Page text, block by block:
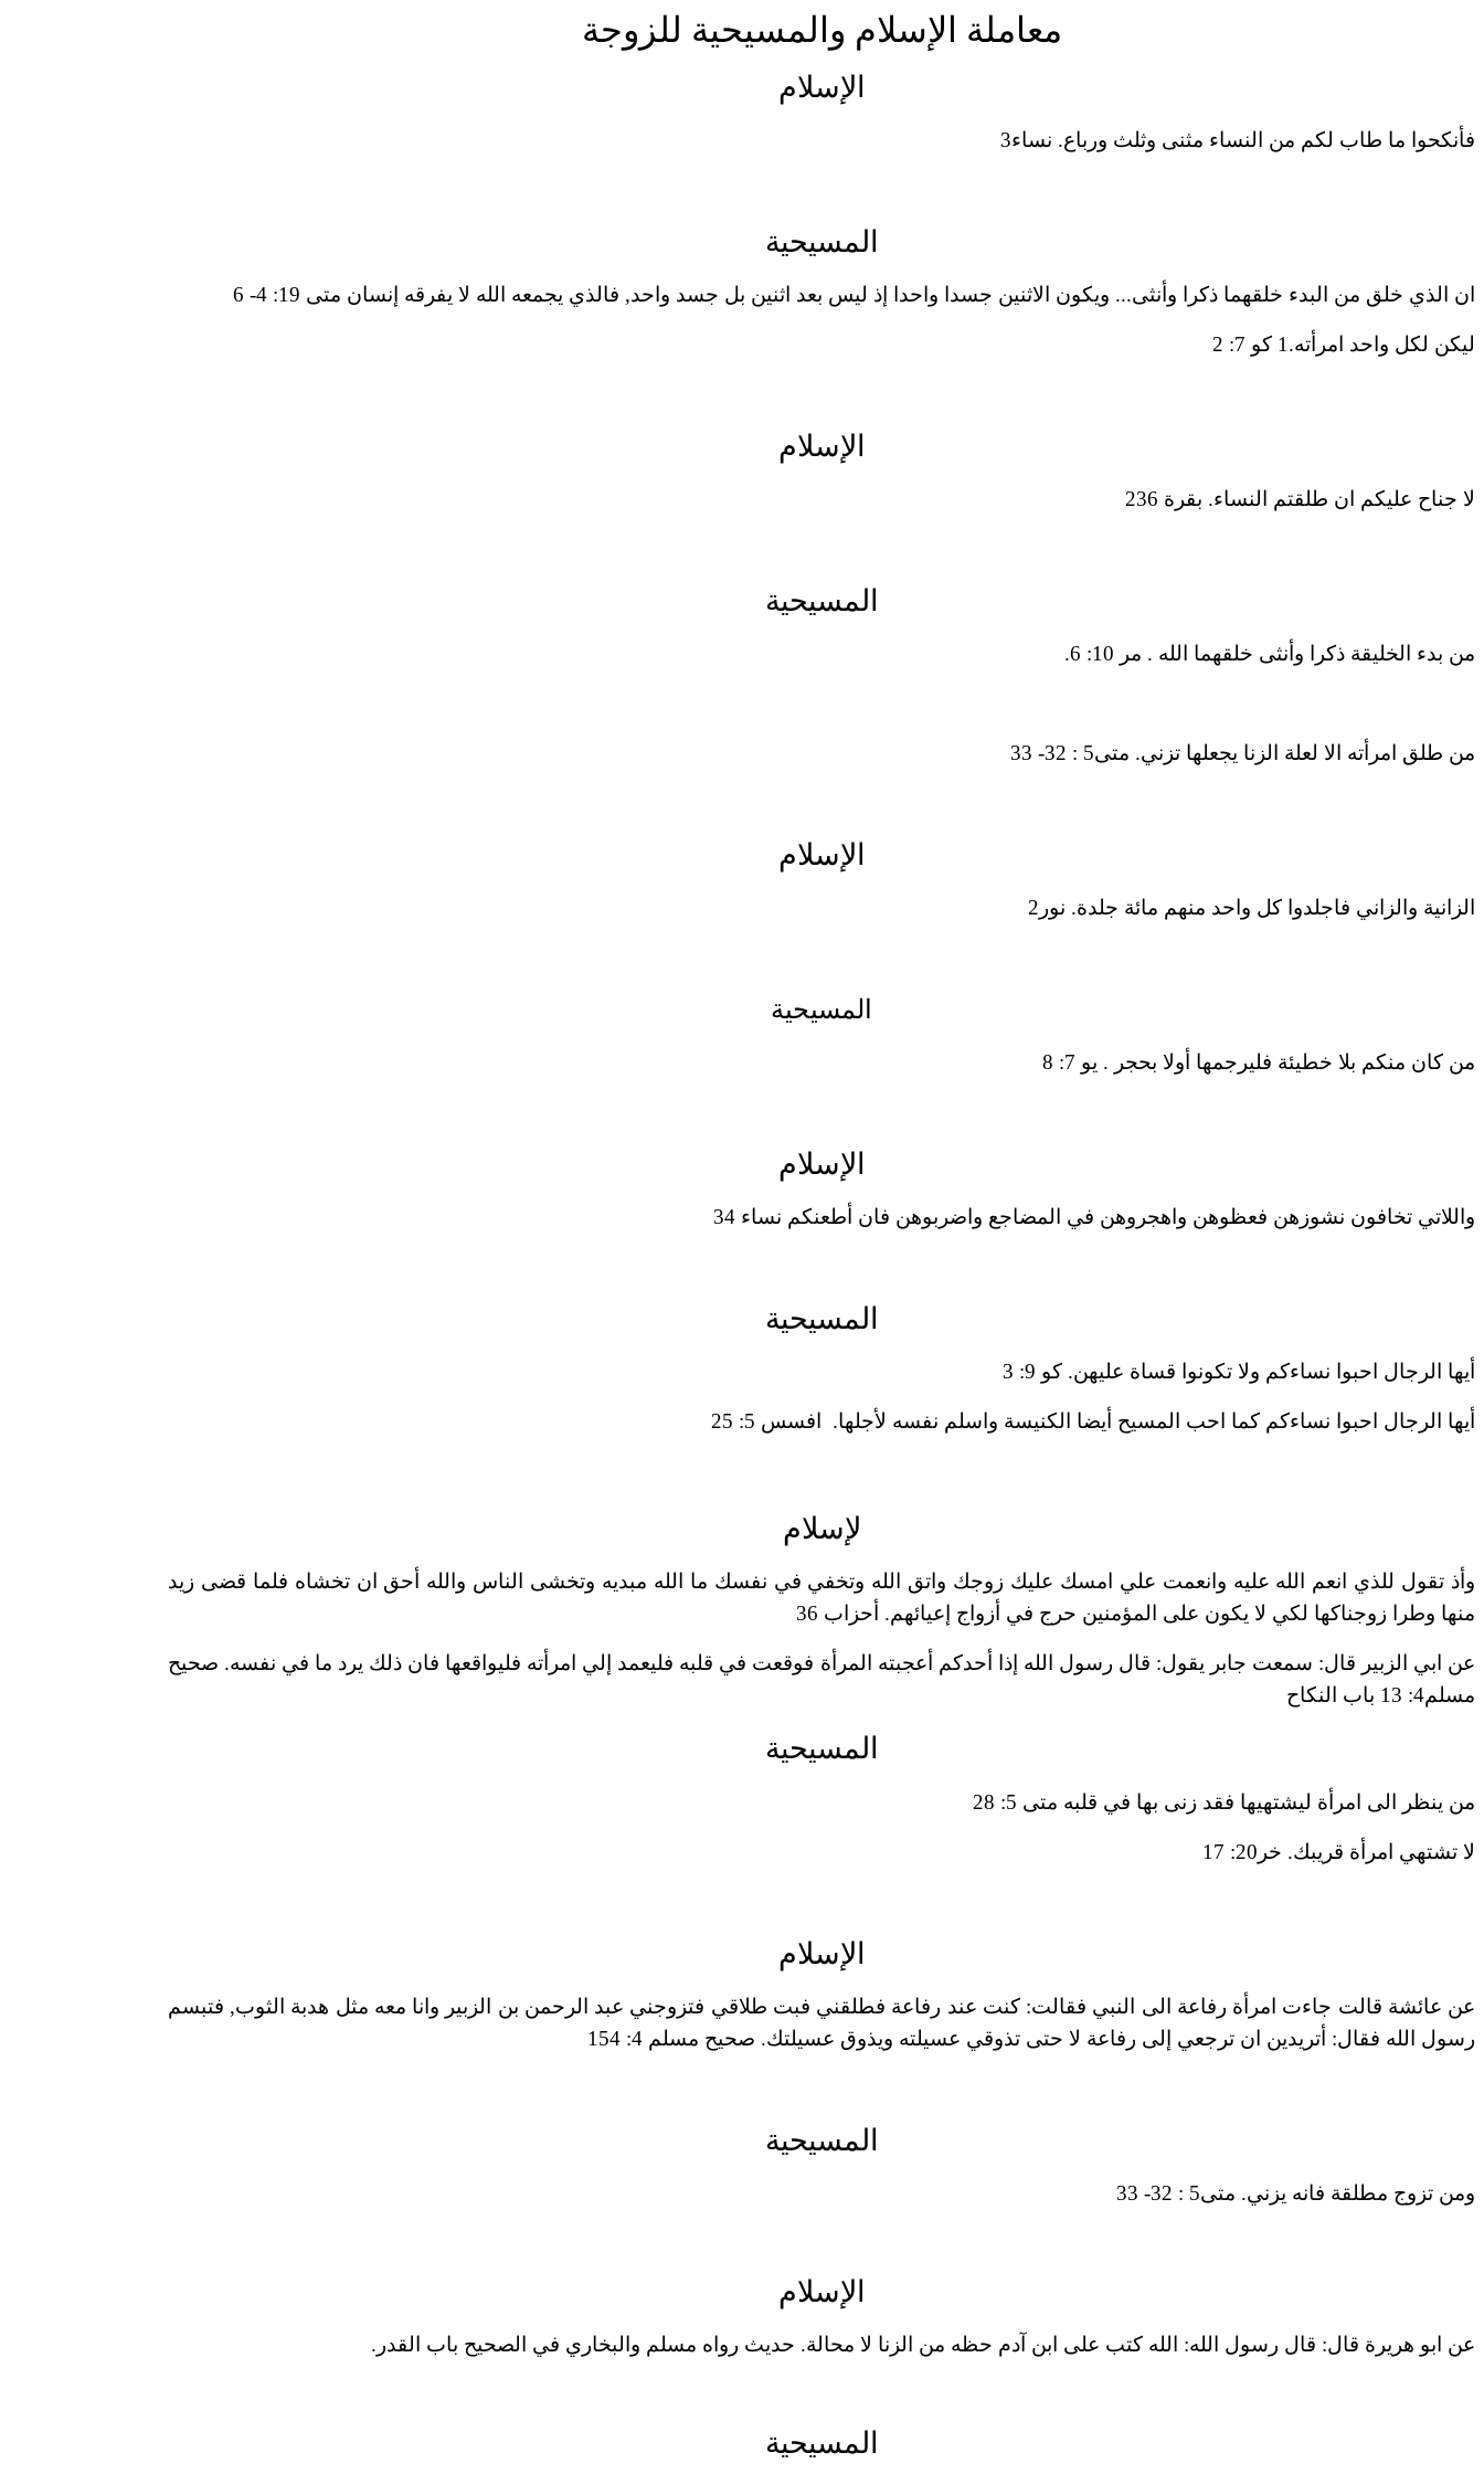
معاملة الإسلام والمسيحية للزوجة
الإسلام
فأنكحوا ما طاب لكم من النساء مثنى وثلث ورباع. نساء3
المسيحية
ان الذي خلق من البدء خلقهما ذكرا وأنثى... ويكون الاثنين جسدا واحدا إذ ليس بعد اثنين بل جسد واحد, فالذي يجمعه الله لا يفرقه إنسان متى 19: 4- 6
ليكن لكل واحد امرأته.1 كو 7: 2
الإسلام
لا جناح عليكم ان طلقتم النساء. بقرة 236
المسيحية
من بدء الخليقة ذكرا وأنثى خلقهما الله . مر 10: 6.
من طلق امرأته الا لعلة الزنا يجعلها تزني. متى5 : 32- 33
الإسلام
الزانية والزاني فاجلدوا كل واحد منهم مائة جلدة. نور2
المسيحية
من كان منكم بلا خطيئة فليرجمها أولا بحجر . يو 7: 8
الإسلام
واللاتي تخافون نشوزهن فعظوهن واهجروهن في المضاجع واضربوهن فان أطعنكم نساء 34
المسيحية
أيها الرجال احبوا نساءكم ولا تكونوا قساة عليهن. كو 9: 3
أيها الرجال احبوا نساءكم كما احب المسيح أيضا الكنيسة واسلم نفسه لأجلها. افسس 5: 25
لإسلام
وأذ تقول للذي انعم الله عليه وانعمت علي امسك عليك زوجك واتق الله وتخفي في نفسك ما الله مبديه وتخشى الناس والله أحق ان تخشاه فلما قضى زيد
منها وطرا زوجناكها لكي لا يكون على المؤمنين حرج في أزواج إعيائهم. أحزاب 36
عن ابي الزبير قال: سمعت جابر يقول: قال رسول الله إذا أحدكم أعجبته المرأة فوقعت في قلبه فليعمد إلي امرأته فليواقعها فان ذلك يرد ما في نفسه. صحيح
مسلم4: 13 باب النكاح
المسيحية
من ينظر الى امرأة ليشتهيها فقد زنى بها في قلبه متى 5: 28
لا تشتهي امرأة قريبك. خر20: 17
الإسلام
عن عائشة قالت جاءت امرأة رفاعة الى النبي فقالت: كنت عند رفاعة فطلقني فبت طلاقي فتزوجني عبد الرحمن بن الزبير وانا معه مثل هدبة الثوب, فتبسم
رسول الله فقال: أتريدين ان ترجعي إلى رفاعة لا حتى تذوقي عسيلته ويذوق عسيلتك. صحيح مسلم 4: 154
المسيحية
ومن تزوج مطلقة فانه يزني. متى5 : 32- 33
الإسلام
عن ابو هريرة قال: قال رسول الله: الله كتب على ابن آدم حظه من الزنا لا محالة. حديث رواه مسلم والبخاري في الصحيح باب القدر.
المسيحية